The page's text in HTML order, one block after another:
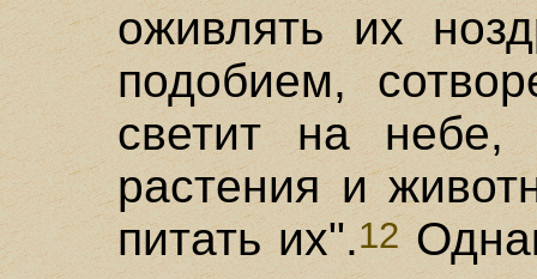
оживлять их
подобием,
светит на
растения и
питать их".12